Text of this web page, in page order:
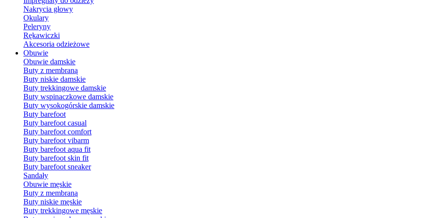
Nakrycia głowy
Okulary
Peleryny
Rękawiczki
Akcesoria odzieżowe
Obuwie
Obuwie damskie
Buty z membraną
Buty niskie damskie
Buty trekkingowe damskie
Buty wspinaczkowe damskie
Buty wysokogórskie damskie
Buty barefoot
Buty barefoot casual
Buty barefoot comfort
Buty barefoot vibarm
Buty barefoot aqua fit
Buty barefoot skin fit
Buty barefoot sneaker
Sandały
Obuwie męskie
Buty z membraną
Buty niskie męskie
Buty trekkingowe męskie